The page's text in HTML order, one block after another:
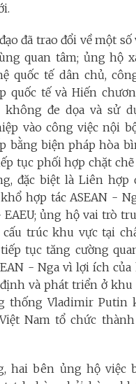
đã trao đổi về một số
quan tâm; ủng hộ
quốc tế dân chủ,
quốc tế và Hiến
không đe dọa và sử
vào công việc nội
bằng biện pháp hòa
tục phối hợp chặt chẽ
đặc biệt là Liên hợp
hợp tác ASEAN -
EAEU; ủng hộ vai trò
cấu trúc khu vực tại
tục tăng cường
- Nga vì lợi ích của
và phát triển ở khu
thống Vladimir Putin
Nam tổ chức
hai bên ủng hộ việc